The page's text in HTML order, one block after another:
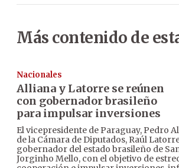
Más contenido de
Nacionales
Alliana y Latorre se reúnen
con gobernador brasileño
para impulsar inversiones
El vicepresidente de Paraguay, Pedro
de la Cámara de Diputados, Raúl
gobernador del estado brasileño de
Jorginho Mello, con el objetivo de